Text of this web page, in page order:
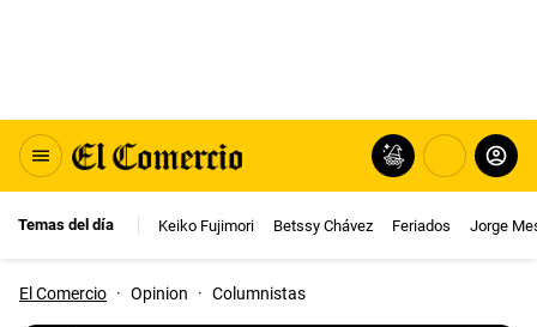
Temas del día Keiko Fujimori Betssy Chávez Feriados Jorge
El Comercio · Opinion · Columnistas